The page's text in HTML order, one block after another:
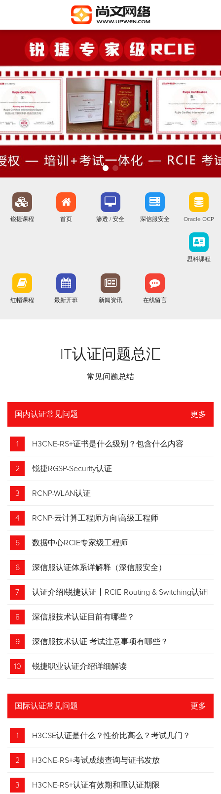
锐捷课程 首页 渗透 / 安全 深信服安全 Oracle OCP
思科课程
红帽课程 最新开班 新闻资讯 在线留言
IT认证问题总汇
常见问题总结
国内认证常见问题 更多
1 H3CNE-RS+证书是什么级别？包含什么内容
2 锐捷RGSP-Security认证
3 RCNP-WLAN认证
4 RCNP-云计算工程师方向|高级工程师
5 数据中心RCIE专家级工程师
6 深信服认证体系详解释（深信服安全）
7 认证介绍|锐捷认证丨RCIE-Routing & Switching认证|
专家级网络工程师
8 深信服技术认证目前有哪些？
9 深信服技术认证 考试注意事项有哪些？
10 锐捷职业认证介绍详细解读
国际认证常见问题 更多
1 H3CSE认证是什么？性价比高么？考试几门？
2 H3CNE-RS+考试成绩查询与证书发放
3 H3CNE-RS+认证有效期和重认证期限